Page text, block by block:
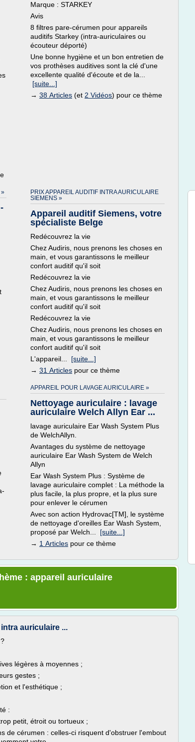
Marque : STARKEY
Avis
8 filtres pare-cérumen pour appareils
auditifs Starkey (intra-auriculaires ou
écouteur déporté)
Une bonne hygiène et un bon entretien de
vos prothèses auditives sont la clé d'une
excellente qualité d'écoute et de la...
[suite...]
→ 38 Articles (et 2 Vidéos) pour ce thème
»
PRIX APPAREIL AUDITIF INTRA AURICULAIRE
SIEMENS »
Appareil auditif Siemens, votre
spécialiste Belge
Redécouvrez la vie
Chez Audiris, nous prenons les choses en
main, et vous garantissons le meilleur
confort auditif qu'il soit
Redécouvrez la vie
Chez Audiris, nous prenons les choses en
main, et vous garantissons le meilleur
confort auditif qu'il soit
Redécouvrez la vie
Chez Audiris, nous prenons les choses en
main, et vous garantissons le meilleur
confort auditif qu'il soit
L'appareil... [suite...]
→ 31 Articles pour ce thème
APPAREIL POUR LAVAGE AURICULAIRE »
Nettoyage auriculaire : lavage
auriculaire Welch Allyn Ear ...
lavage auriculaire Ear Wash System Plus
de WelchAllyn.
Avantages du système de nettoyage
auriculaire Ear Wash System de Welch
Allyn
Ear Wash System Plus : Système de
lavage auriculaire complet : La méthode la
plus facile, la plus propre, et la plus sure
pour enlever le cérumen
Avec son action Hydrovac[TM], le système
de nettoyage d'oreilles Ear Wash System,
proposé par Welch... [suite...]
→ 1 Articles pour ce thème
: appareil auriculaire
auriculaire ...
légères à moyennes ;
gestes ;
et l'esthétique ;
:
petit, étroit ou tortueux ;
de cérumen : celles-ci risquent d'obstruer l'embout